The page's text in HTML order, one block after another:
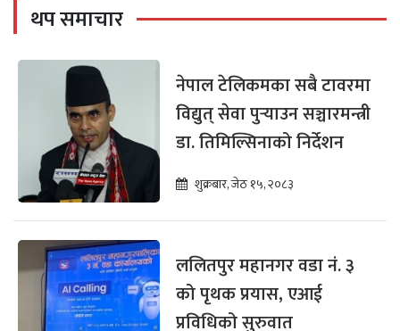
थप समाचार
नेपाल टेलिकमका सबै टावरमा
विद्युत् सेवा पुर्‍याउन सञ्चारमन्त्री
डा. तिमिल्सिनाको निर्देशन
शुक्रबार, जेठ १५, २०८३
ललितपुर महानगर वडा नं. ३
को पृथक प्रयास, एआई
प्रविधिको सुरुवात